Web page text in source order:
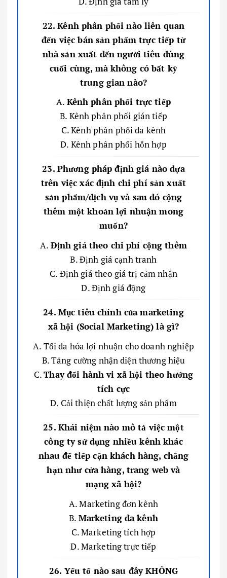
22. Kênh phân phối nào liên quan
đến việc bán sản phẩm trực tiếp từ
nhà sản xuất đến người tiêu dùng
cuối cùng, mà không có bất kỳ
trung gian nào?
A. Kênh phân phối trực tiếp
B. Kênh phân phối gián tiếp
C. Kênh phân phối đa kênh
D. Kênh phân phối hỗn hợp
23. Phương pháp định giá nào dựa
trên việc xác định chi phí sản xuất
sản phẩm/dịch vụ và sau đó cộng
thêm một khoản lợi nhuận mong
muốn?
A. Định giá theo chi phí cộng thêm
B. Định giá cạnh tranh
C. Định giá theo giá trị cảm nhận
D. Định giá động
24. Mục tiêu chính của marketing
xã hội (Social Marketing) là gì?
A. Tối đa hóa lợi nhuận cho doanh nghiệp
B. Tăng cường nhận diện thương hiệu
C.Thay đổi hành vi xã hội theo hướng
tích cực
D. Cải thiện chất lượng sản phẩm
25. Khái niệm nào mô tả việc một
công ty sử dụng nhiều kênh khác
nhau để tiếp cận khách hàng, chẳng
hạn như cửa hàng, trang web và
mạng xã hội?
A. Marketing đơn kênh
B. Marketing đa kênh
C. Marketing tích hợp
D. Marketing trực tiếp
26. Yếu tố nào sau đây KHÔNG